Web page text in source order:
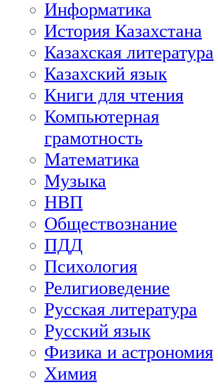
Информатика
История Казахстана
Казахская литература
Казахский язык
Книги для чтения
Компьютерная
грамотность
Математика
Музыка
НВП
Обществознание
ПДД
Психология
Религиоведение
Русская литература
Русский язык
Физика и астрономия
Химия